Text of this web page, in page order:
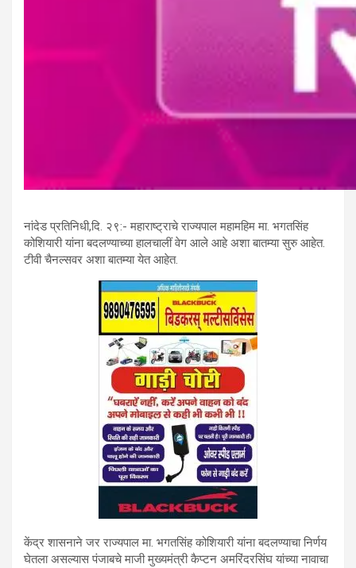
नांदेड प्रतिनिधी,दि. २९:- महाराष्ट्राचे राज्यपाल महामहिम मा. भगतसिंह
कोशियारी यांना बदलण्याच्या हालचालीं वेग आले आहे अशा बातम्या सुरु आहेत.
टीवी चैनल्सवर अशा बातम्या येत आहेत.
केंद्र शासनाने जर राज्यपाल मा. भगतसिंह कोशियारी यांना बदलण्याचा निर्णय
घेतला असल्यास पंजाबचे माजी मुख्यमंत्री कैप्टन अमरिंदरसिंघ यांच्या नावाचा